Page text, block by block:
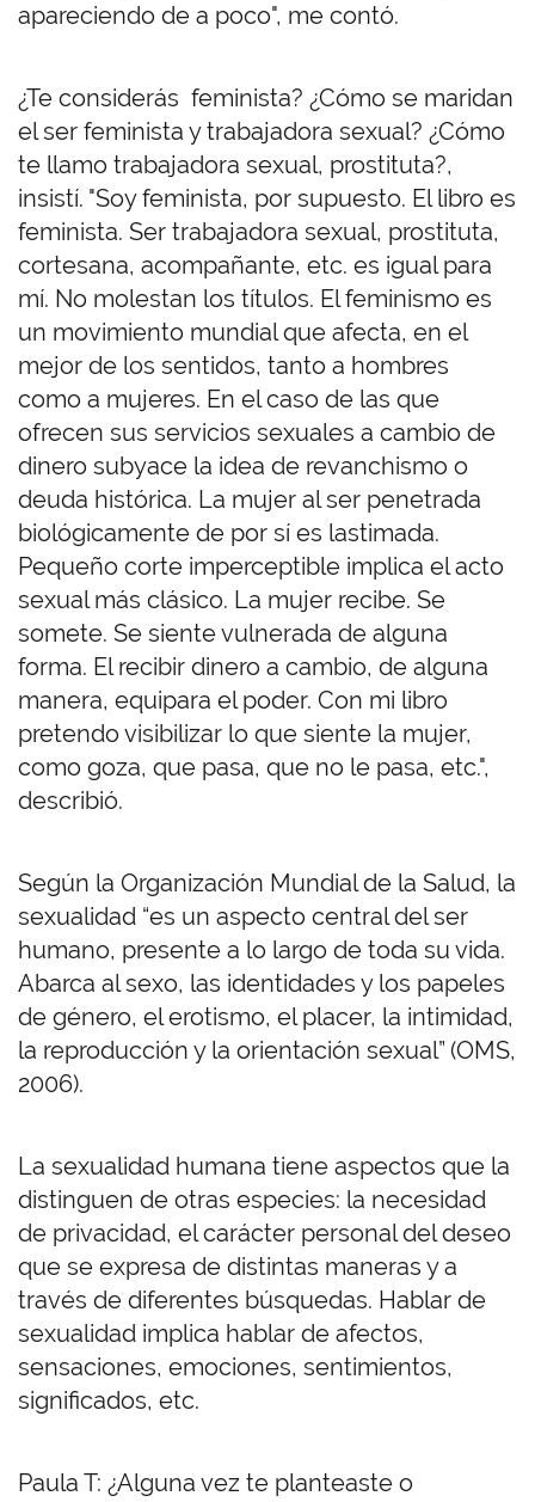
apareciendo de a poco", me contó.
¿Te considerás feminista? ¿Cómo se maridan
el ser feminista y trabajadora sexual? ¿Cómo
te llamo trabajadora sexual, prostituta?,
insistí. "Soy feminista, por supuesto. El libro es
feminista. Ser trabajadora sexual, prostituta,
cortesana, acompañante, etc. es igual para
mí. No molestan los títulos. El feminismo es
un movimiento mundial que afecta, en el
mejor de los sentidos, tanto a hombres
como a mujeres. En el caso de las que
ofrecen sus servicios sexuales a cambio de
dinero subyace la idea de revanchismo o
deuda histórica. La mujer al ser penetrada
biológicamente de por sí es lastimada.
Pequeño corte imperceptible implica el acto
sexual más clásico. La mujer recibe. Se
somete. Se siente vulnerada de alguna
forma. El recibir dinero a cambio, de alguna
manera, equipara el poder. Con mi libro
pretendo visibilizar lo que siente la mujer,
como goza, que pasa, que no le pasa, etc.",
describió.
Según la Organización Mundial de la Salud, la
sexualidad “es un aspecto central del ser
humano, presente a lo largo de toda su vida.
Abarca al sexo, las identidades y los papeles
de género, el erotismo, el placer, la intimidad,
la reproducción y la orientación sexual” (OMS,
2006).
La sexualidad humana tiene aspectos que la
distinguen de otras especies: la necesidad
de privacidad, el carácter personal del deseo
que se expresa de distintas maneras y a
través de diferentes búsquedas. Hablar de
sexualidad implica hablar de afectos,
sensaciones, emociones, sentimientos,
significados, etc.
Paula T: ¿Alguna vez te planteaste o